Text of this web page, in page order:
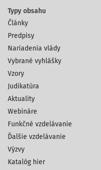
Typy obsahu
Články
Predpisy
Nariadenia vlády
Vybrané vyhlášky
Vzory
Judikatúra
Aktuality
Webináre
Funkčné vzdelávanie
Ďalšie vzdelávanie
Výzvy
Katalóg hier